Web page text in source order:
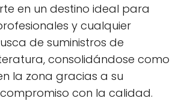
en un destino ideal para
y cualquier
de suministros de
consolidándose como
la zona gracias a su
con la calidad.